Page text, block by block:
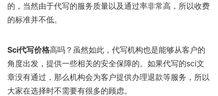
的，当然由于代写的服务质量以及通过率非常高，所以收费
的标准并不低。
Sci代写价格高吗？虽然如此，代写机构也是能够从客户的
角度出发，提供一些相关的安全保障的。如果代写的sci文
章没有通过，那么机构会为客户提供办理退款等服务，所以
大家在选择时不需要有很多的顾虑。